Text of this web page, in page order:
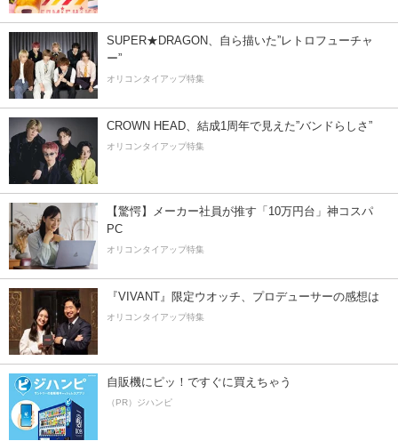
SUPER★DRAGON、自ら描いた”レトロフューチャ
ー”
オリコンタイアップ特集
CROWN HEAD、結成1周年で見えた”バンドらしさ”
オリコンタイアップ特集
【驚愕】メーカー社員が推す「10万円台」神コスパ
PC
オリコンタイアップ特集
『VIVANT』限定ウオッチ、プロデューサーの感想は
オリコンタイアップ特集
自販機にピッ！ですぐに買えちゃう
（PR）ジハンピ